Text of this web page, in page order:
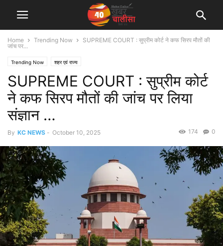
Home Trending Now
SUPREME COURT : सुप्रीम कोर्ट ने कफ सिरप मौतों की
जांच पर...
Trending Now शहर एवं राज्य
SUPREME COURT : सुप्रीम कोर्ट
ने कफ सिरप मौतों की जांच पर लिया
संज्ञान …
By KC NEWS - October 10, 2025 0
174